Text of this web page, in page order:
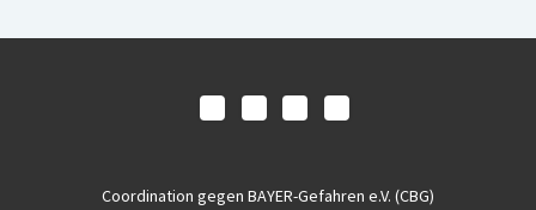
Coordination gegen BAYER-Gefahren e.V. (CBG)